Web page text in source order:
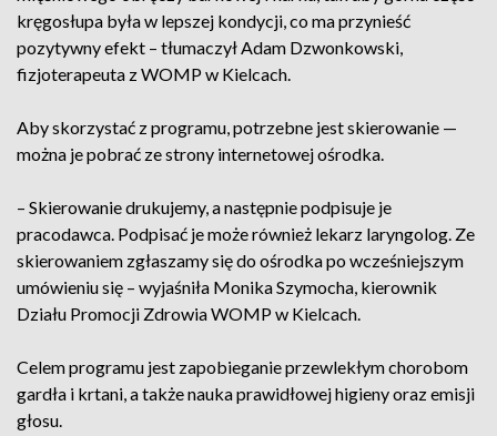
kręgosłupa była w lepszej kondycji, co ma przynieść
pozytywny efekt – tłumaczył Adam Dzwonkowski,
fizjoterapeuta z WOMP w Kielcach.
Aby skorzystać z programu, potrzebne jest skierowanie —
można je pobrać ze strony internetowej ośrodka.
– Skierowanie drukujemy, a następnie podpisuje je
pracodawca. Podpisać je może również lekarz laryngolog. Ze
skierowaniem zgłaszamy się do ośrodka po wcześniejszym
umówieniu się – wyjaśniła Monika Szymocha, kierownik
Działu Promocji Zdrowia WOMP w Kielcach.
Celem programu jest zapobieganie przewlekłym chorobom
gardła i krtani, a także nauka prawidłowej higieny oraz emisji
głosu.